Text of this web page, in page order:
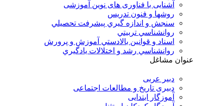
آشنایی با فناوری های نوین آموزشی
روشها و فنون تدريس
سنجش و اندازه گيري پيشرفت تحصيلي
روانشناسي تربيتي
اسناد و قوانين بالادستي آموزش و پرورش
روانشناسي رشد و اختلالات يادگيري
عنوان مشاغل
دبير عربی
دبیری تاریخ و مطالعات اجتماعی
آموزگار ابتدایی